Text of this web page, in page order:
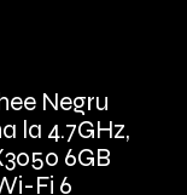
Negru
la 4.7GHz,
6GB
Fi 6